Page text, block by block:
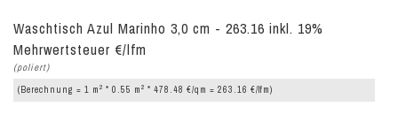
Waschtisch Azul Marinho 3,0 cm - 263.16 inkl. 19%
Mehrwertsteuer €/lfm
(poliert)
(Berechnung = 1 m 2 * 0.55 m 2 * 478.48 €/qm = 263.16 €/lfm)